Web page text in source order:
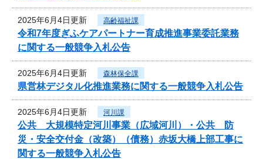
2025年6月4日更新 高齢福祉課
令和7年度ぎふケアパートナー育成推進事業委託業務
に関する一般競争入札公告
2025年6月4日更新 森林保全課
県営林デジタル化推進業務に関する一般競争入札公告
2025年6月4日更新 河川課
公共 大規模特定河川事業（広域河川）・公共 防
災・安全交付金（改築）（債務）赤坂大橋上部工事に
関する一般競争入札公告